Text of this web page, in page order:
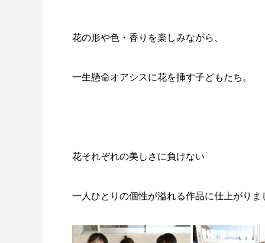
花の形や色・香りを楽しみながら、
一生懸命オアシスに花を挿す子どもたち。
花それぞれの美しさに負けない
一人ひとりの個性が溢れる作品に仕上がりま